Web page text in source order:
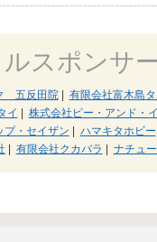
スポンサ
五反田院| 有限会社富木島
イ
株式会社ピー・アンド・
プ・セイザン ハマキタホビー
有限会社クカバラ ナチュ